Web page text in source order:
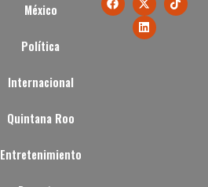
México
Política
Internacional
Quintana Roo
Entretenimiento